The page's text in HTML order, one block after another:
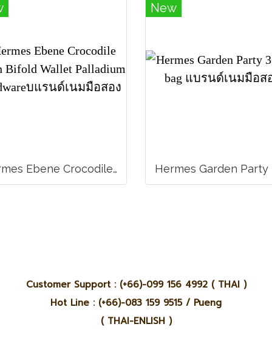
Hermes Ebene Crocodile Bearn Bifold Wallet Palladium
New
Customer Support : (+66)-099 156 4992 ( THAI )
Hot Line : (+66)-083 159 9515 / Pueng
( THAI-ENLISH )